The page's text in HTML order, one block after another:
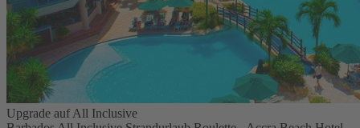
Upgrade auf All Inclusive